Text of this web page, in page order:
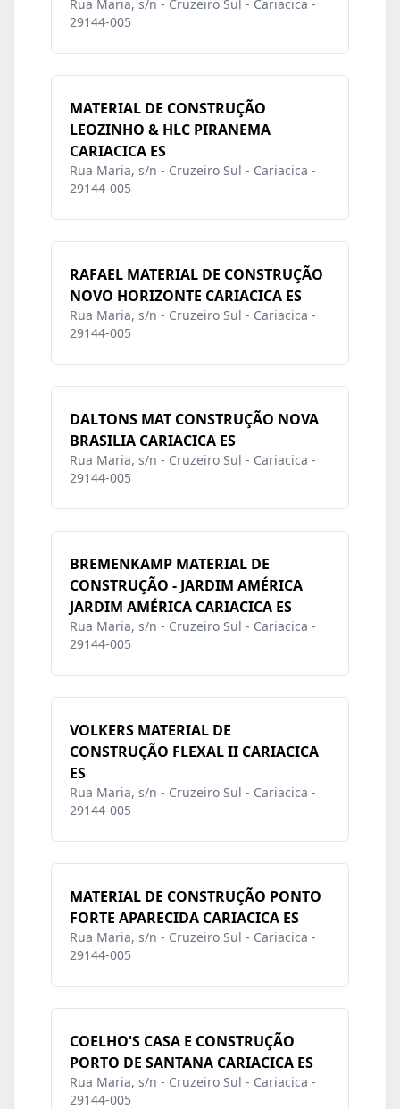
Rua Maria, s/n - Cruzeiro Sul - Cariacica -
29144-005
MATERIAL DE CONSTRUÇÃO
LEOZINHO & HLC PIRANEMA
CARIACICA ES
Rua Maria, s/n - Cruzeiro Sul - Cariacica -
29144-005
RAFAEL MATERIAL DE CONSTRUÇÃO
NOVO HORIZONTE CARIACICA ES
Rua Maria, s/n - Cruzeiro Sul - Cariacica -
29144-005
DALTONS MAT CONSTRUÇÃO NOVA
BRASILIA CARIACICA ES
Rua Maria, s/n - Cruzeiro Sul - Cariacica -
29144-005
BREMENKAMP MATERIAL DE
CONSTRUÇÃO - JARDIM AMÉRICA
JARDIM AMÉRICA CARIACICA ES
Rua Maria, s/n - Cruzeiro Sul - Cariacica -
29144-005
VOLKERS MATERIAL DE
CONSTRUÇÃO FLEXAL II CARIACICA
ES
Rua Maria, s/n - Cruzeiro Sul - Cariacica -
29144-005
MATERIAL DE CONSTRUÇÃO PONTO
FORTE APARECIDA CARIACICA ES
Rua Maria, s/n - Cruzeiro Sul - Cariacica -
29144-005
COELHO'S CASA E CONSTRUÇÃO
PORTO DE SANTANA CARIACICA ES
Rua Maria, s/n - Cruzeiro Sul - Cariacica -
29144-005